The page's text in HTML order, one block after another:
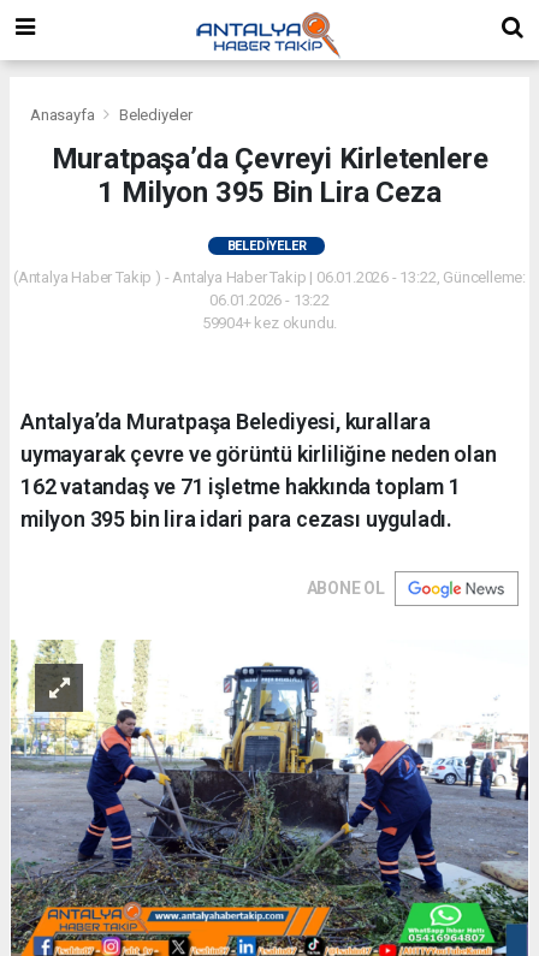
Anasayfa Belediyeler
Muratpaşa’da Çevreyi Kirletenlere
1 Milyon 395 Bin Lira Ceza
BELEDIYELER
(Antalya Haber Takip ) - Antalya Haber Takip | 06.01.2026 - 13:22, Güncelleme:
06.01.2026 - 13:22
59904+ kez okundu.
Antalya’da Muratpaşa Belediyesi, kurallara
uymayarak çevre ve görüntü kirliliğine neden olan
162 vatandaş ve 71 işletme hakkında toplam 1
milyon 395 bin lira idari para cezası uyguladı.
ABONE OL